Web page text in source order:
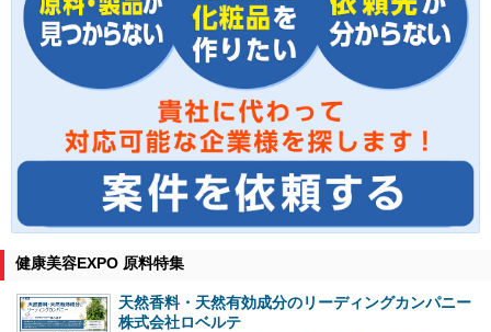
健康美容EXPO 原料特集
天然香料・天然有効成分のリーディングカンパニー
株式会社ロベルテ